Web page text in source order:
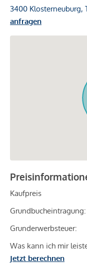
3400 Klosterneuburg,
anfragen
Kaufpreis
Grundbucheintragung:
Grunderwerbsteuer:
Was kann ich mir
Jetzt berechnen